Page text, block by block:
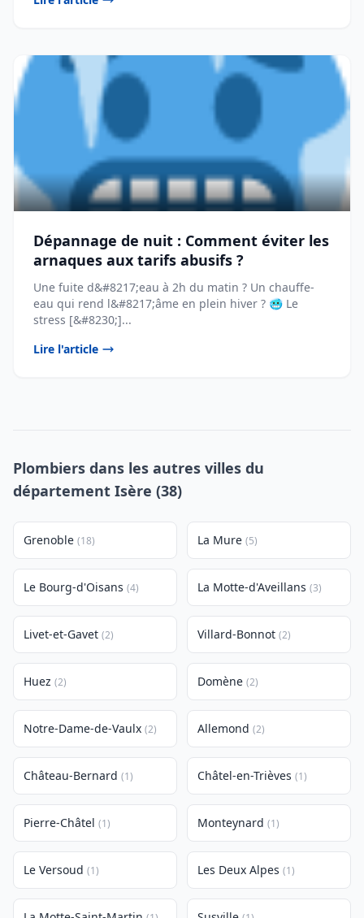
Dépannage de nuit : Comment éviter les
arnaques aux tarifs abusifs ?
Une fuite d&#8217;eau à 2h du matin ? Un chauffe-
eau qui rend l&#8217;âme en plein hiver ? 🥶 Le
stress [&#8230;]...
Lire l'article
Plombiers dans les autres villes du
département Isère (38)
Grenoble (18) La Mure (5)
Le Bourg-d'Oisans (4) La Motte-d'Aveillans (3)
Livet-et-Gavet (2) Villard-Bonnot (2)
Huez (2) Domène (2)
Notre-Dame-de-Vaulx (2) Allemond (2)
Château-Bernard (1) Châtel-en-Trièves (1)
Pierre-Châtel (1) Monteynard (1)
Le Versoud (1) Les Deux Alpes (1)